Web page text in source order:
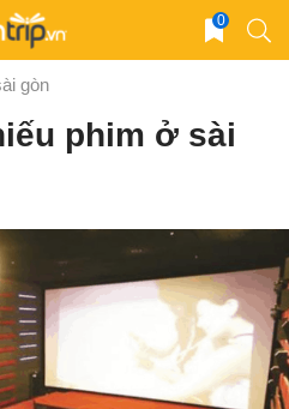
0
gòn
phim ở sài